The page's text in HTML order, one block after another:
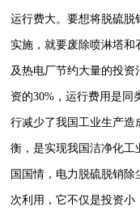
运行费大。要想将脱硫
实施，就要废除喷淋塔
及热电厂节约大量的投
资的30%，运行费用是同
行减少了我国工业生产
衡，是实现我国洁净化
国国情，电力脱硫脱销
次利用，它不仅是投资